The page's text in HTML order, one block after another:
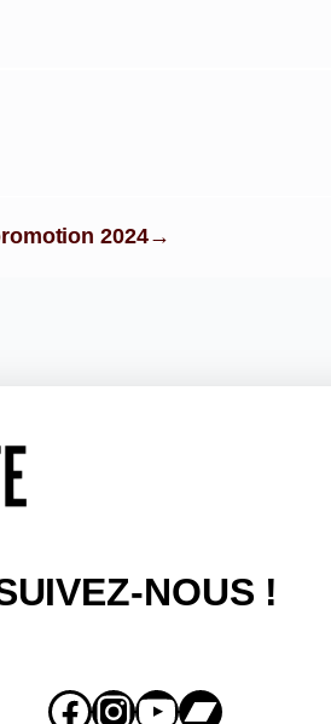
2024
NOUS !
Facebook InstagramYouTube Bandcamp